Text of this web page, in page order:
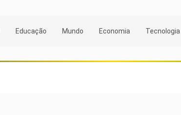
Educação Mundo Economia Tecnologia